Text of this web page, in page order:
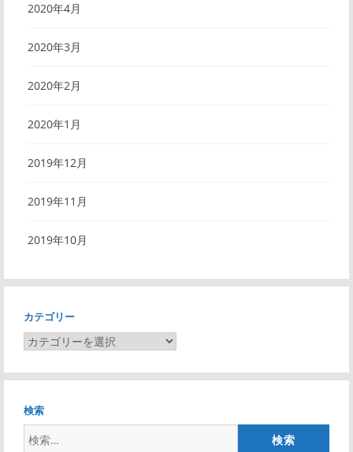
2020年4月
2020年3月
2020年2月
2020年1月
2019年12月
2019年11月
2019年10月
カテゴリー
カ
ゴ
リ
ー
検索